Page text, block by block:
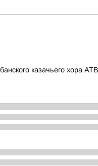
казачьего хора